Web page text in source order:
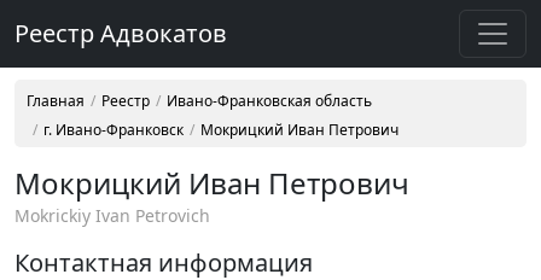
Реестр Адвокатов
Главная Реестр
Ивано-Франковская область
г. Ивано-Франковск
Мокрицкий Иван Петрович
Мокрицкий Иван Петрович
Mokrickiy Ivan Petrovich
Контактная информация